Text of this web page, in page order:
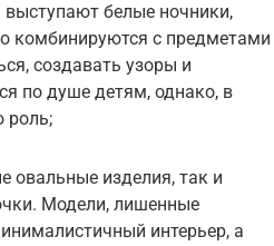
белые ночники,
комбинируются с предметами
создавать узоры и
по душе детям, однако, в
роль;
овальные изделия, так и
Модели, лишенные
интерьер, а